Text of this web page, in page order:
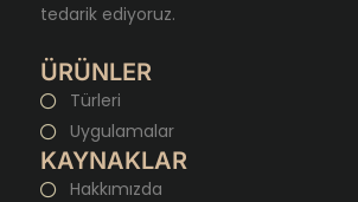
tedarik ediyoruz.
ÜRÜNLER
Türleri
Uygulamalar
KAYNAKLAR
Hakkımızda